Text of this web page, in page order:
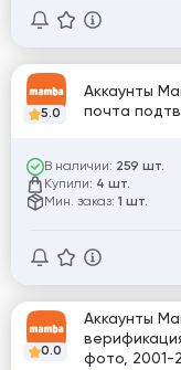
5.0
Аккаунты
почта
В наличии: 259 шт.
Купили: 4 шт.
Мин. заказ: 1 шт.
0.0
Аккаунты
фото, 2001-